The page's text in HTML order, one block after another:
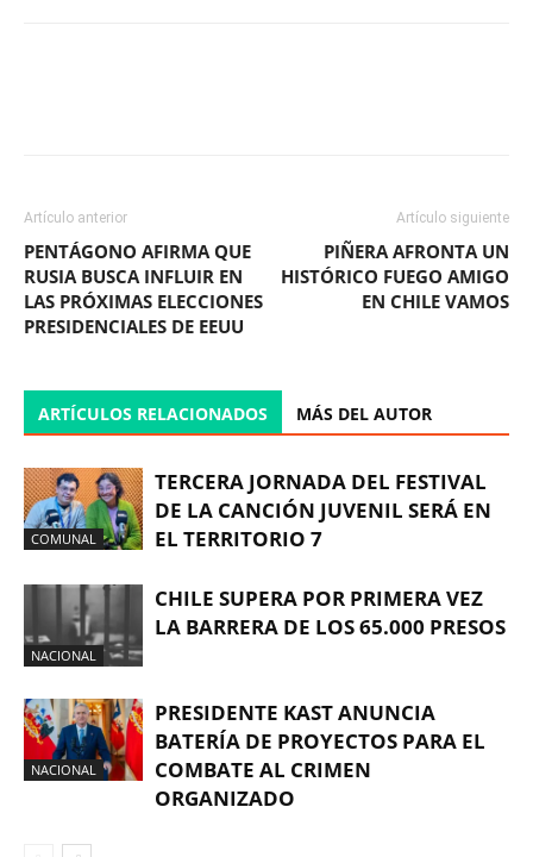
Artículo anterior
PENTÁGONO AFIRMA QUE
RUSIA BUSCA INFLUIR EN
LAS PRÓXIMAS ELECCIONES
PRESIDENCIALES DE EEUU
Artículo siguiente
PIÑERA AFRONTA UN
HISTÓRICO FUEGO AMIGO
EN CHILE VAMOS
ARTÍCULOS RELACIONADOS MÁS DEL AUTOR
COMUNAL
TERCERA JORNADA DEL FESTIVAL
DE LA CANCIÓN JUVENIL SERÁ EN
EL TERRITORIO 7
NACIONAL
CHILE SUPERA POR PRIMERA VEZ
LA BARRERA DE LOS 65.000 PRESOS
NACIONAL
PRESIDENTE KAST ANUNCIA
BATERÍA DE PROYECTOS PARA EL
COMBATE AL CRIMEN
ORGANIZADO